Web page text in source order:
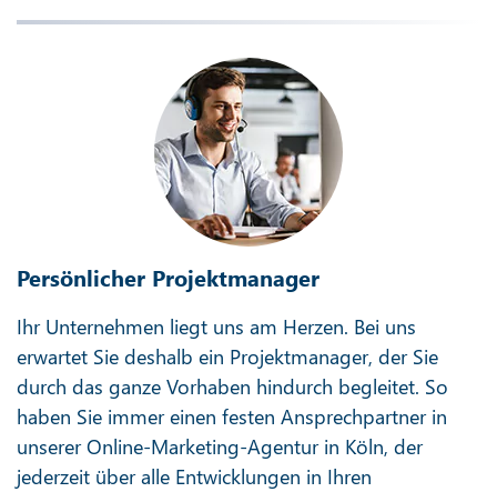
Persönlicher Projektmanager
Ihr Unternehmen liegt uns am Herzen. Bei uns
erwartet Sie deshalb ein Projektmanager, der Sie
durch das ganze Vorhaben hindurch begleitet. So
haben Sie immer einen festen Ansprechpartner in
unserer Online-Marketing-Agentur in Köln, der
jederzeit über alle Entwicklungen in Ihren